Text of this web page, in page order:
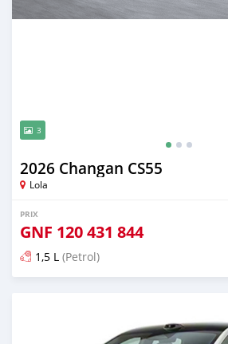
3
2026 Changan CS55
Lola
PRIX
GNF 120 431 844
1,5 L (Petrol)